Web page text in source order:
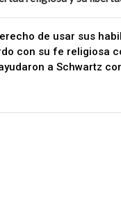
de usar sus
con su fe religiosa
a Schwartz